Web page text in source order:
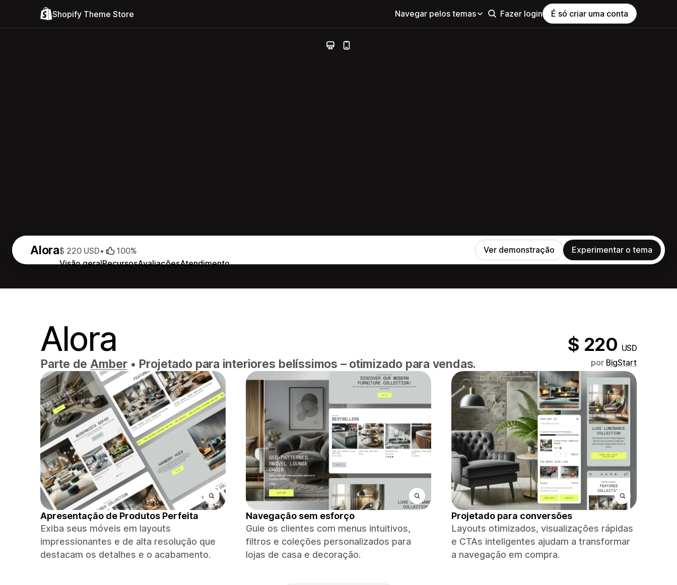
Shopify Theme Store Navegar pelos temas Fazer login É só criar uma conta
Alora
Visão geralRecursosAvaliaçõesAtendimento
$ 220 USD• 100% Ver demonstração Experimentar o tema
Alora $ 220 USD
Parte de Amber • Projetado para interiores belíssimos – otimizado para vendas. por BigStart
Apresentação de Produtos Perfeita
Exiba seus móveis em layouts
impressionantes e de alta resolução que
destacam os detalhes e o acabamento.
Navegação sem esforço
Guie os clientes com menus intuitivos,
filtros e coleções personalizados para
lojas de casa e decoração.
Projetado para conversões
Layouts otimizados, visualizações rápidas
e CTAs inteligentes ajudam a transformar
a navegação em compra.